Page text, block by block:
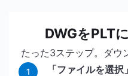
DWGをPLT
たった3ステップ。ダウ
1
「ファイルを選